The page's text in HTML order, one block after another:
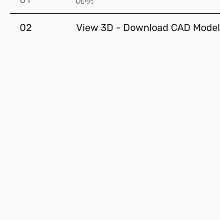
02 View 3D - Download CAD